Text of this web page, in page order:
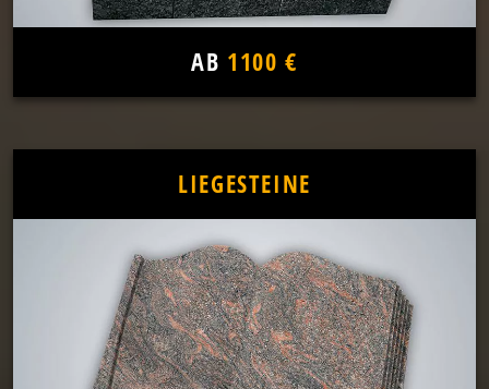
AB 1100 €
LIEGESTEINE